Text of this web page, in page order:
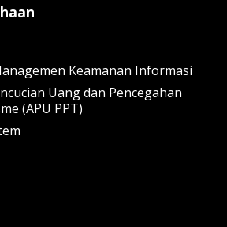
Keamanan Informasi
Uang dan Pencegahan
(APU PPT)